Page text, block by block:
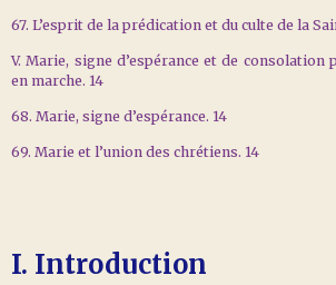
67. L’esprit de la prédication et du culte de la
V. Marie, signe d’espérance et de consolation
en marche. 14
68. Marie, signe d’espérance. 14
69. Marie et l’union des chrétiens. 14
I. Introduction